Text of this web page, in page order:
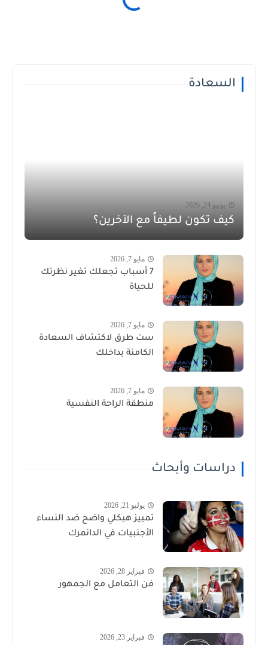
السعادة
يونيو 24, 2026
كيف تكون لطيفاً مع الآخرين؟
مايو 7, 2026
7 أسباب تجعلك تغير نظرتك
للحياة
مايو 7, 2026
ست طرق لاكتشاف السعادة
الكامنة بداخلك
مايو 7, 2026
منطقة الراحة النفسية
دراسات وأبحاث
يوليو 21, 2026
تمييز هيكلي واضح ضد النساء
الأجنبيات في الدانمرك
فبراير 28, 2026
فن التعامل مع الجمهور
فبراير 23, 2026